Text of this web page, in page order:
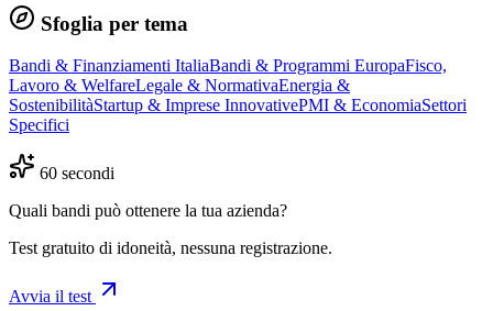
Sfoglia per tema
Bandi & Finanziamenti ItaliaBandi & Programmi EuropaFisco,
Lavoro & WelfareLegale & NormativaEnergia &
SostenibilitàStartup & Imprese InnovativePMI & EconomiaSettori
Specifici
60 secondi
Quali bandi può ottenere la tua azienda?
Test gratuito di idoneità, nessuna registrazione.
Avvia il test